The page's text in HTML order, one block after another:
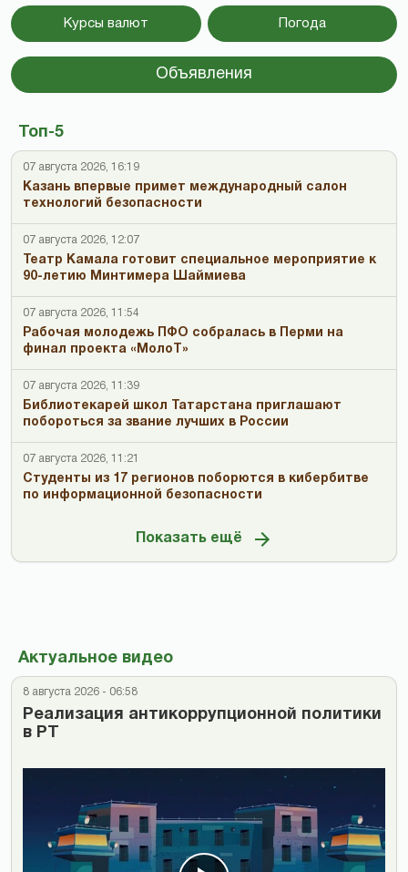
Курсы валют Погода
Объявления
Топ-5
07 августа 2026, 16:19
Казань впервые примет международный салон
технологий безопасности
07 августа 2026, 12:07
Театр Камала готовит специальное мероприятие к
90-летию Минтимера Шаймиева
07 августа 2026, 11:54
Рабочая молодежь ПФО собралась в Перми на
финал проекта «МолоТ»
07 августа 2026, 11:39
Библиотекарей школ Татарстана приглашают
побороться за звание лучших в России
07 августа 2026, 11:21
Студенты из 17 регионов поборются в кибербитве
по информационной безопасности
Показать ещё
Актуальное видео
8 августа 2026 - 06:58
Реализация антикоррупционной политики
в РТ